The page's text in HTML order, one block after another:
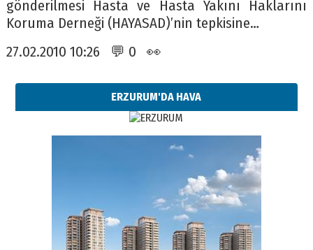
gönderilmesi Hasta ve Hasta Yakını Haklarını
Koruma Derneği (HAYASAD)’nin tepkisine…
27.02.2010 10:26 💬 0 👀
ERZURUM'DA HAVA
Esat BİNDESEN